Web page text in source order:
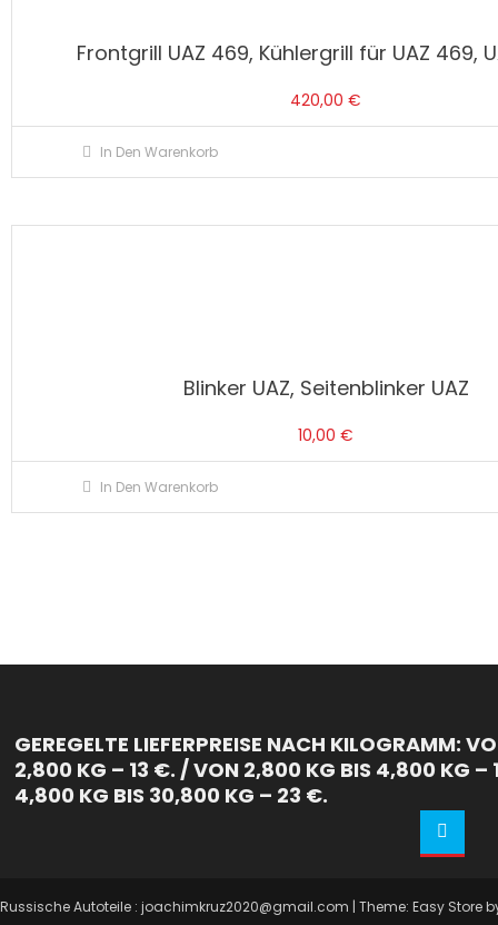
Frontgrill UAZ 469, Kühlergrill für UAZ 469,
420,00€
In Den Warenkorb
Blinker UAZ, Seitenblinker UAZ
10,00€
In Den Warenkorb
GEREGELTE LIEFERPREISE NACH KILOGRAMM:
2,800 KG – 13 €. / VON 2,800 KG BIS 4,800 KG –
4,800 KG BIS 30,800 KG – 23 €.
Russische Autoteile : joachimkruz2020@gmail.com | Theme: Easy Store